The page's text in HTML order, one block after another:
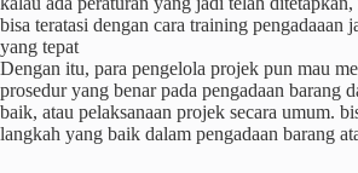
bisa teratasi dengan cara training pengadaaan
yang tepat
Dengan itu, para pengelola projek pun mau
prosedur yang benar pada pengadaan barang
baik, atau pelaksanaan projek secara umum.
langkah yang baik dalam pengadaan barang